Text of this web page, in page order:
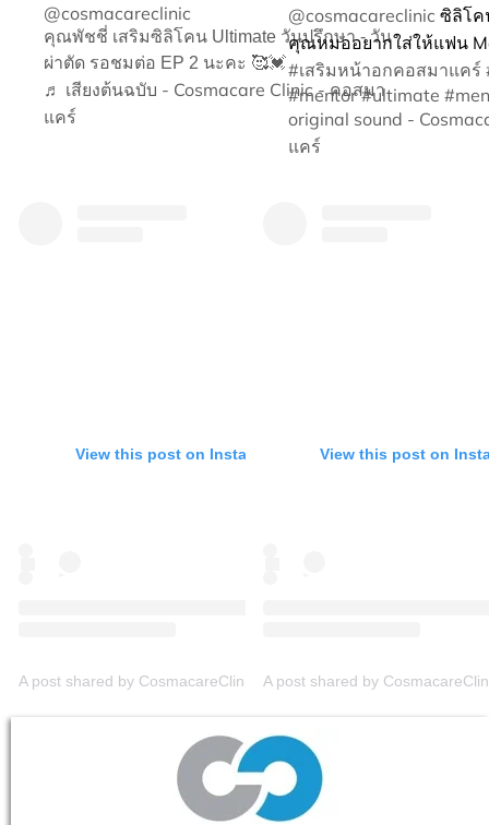
@cosmacareclinic
คุณพัชชี่ เสริมซิลิโคน Ultimate วันปรึกษา - วัน
ผ่าตัด รอชมต่อ EP 2 นะคะ 🥰💓
♬ เสียงต้นฉบับ - Cosmacare Clinic - คอสมา
แคร์
@cosmacareclinic ซิลิโค
คุณหมออยากใส่ให้แฟน
#เสริมหน้าอกคอสมาแคร์
#mentor #ultimate
original sound -
แคร์
View this post on Instagram
A post shared by CosmacareClinic (@cosmacareclinic)
View this post on
A post shared by